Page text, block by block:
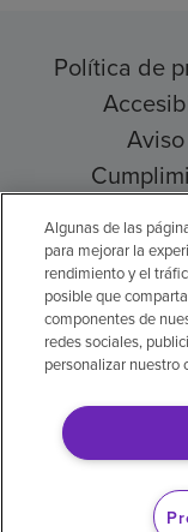
Política de
© 2026
Aviso legal:
inteligencia
Algunas de las
para mejorar la
rendimiento y el
posible que
componentes de
redes sociales,
personalizar nuestro